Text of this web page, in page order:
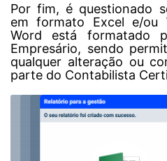
Por fim, é questionado
em formato Excel e/ou
Word está formatado
Empresário, sendo
qualquer alteração ou
parte do Contabilista